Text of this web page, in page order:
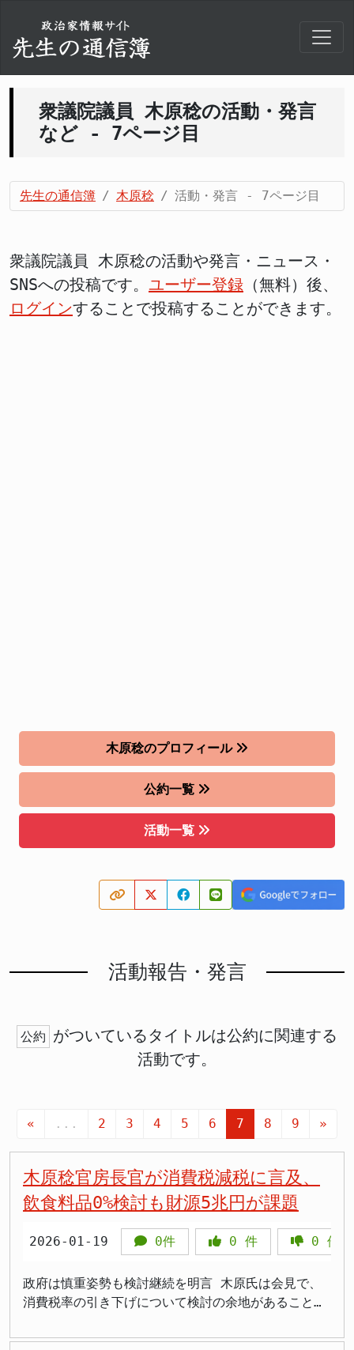
衆議院議員 木原稔の活動・発言
など - 7ページ目
先生の通信簿 木原稔 活動・発言 - 7ページ目
衆議院議員 木原稔の活動や発言・ニュース・
SNSへの投稿です。 ユーザー登録 （無料）後、
ログインすることで投稿することができます。
木原稔のプロフィール
公約一覧
活動一覧
活動報告・発言
公約 がついているタイトルは公約に関連する
活動です。
« ... 2 3 4 5 6 7 8 9 »
木原稔官房長官が消費税減税に言及、
飲食料品0%検討も財源5兆円が課題
2026-01-19 0件 0 件 0 件
政府は慎重姿勢も検討継続を明言 木原氏は会見で、
消費税率の引き下げについて検討の余地があることを
おり、年金や医療、介護、少子化対策といった社会保